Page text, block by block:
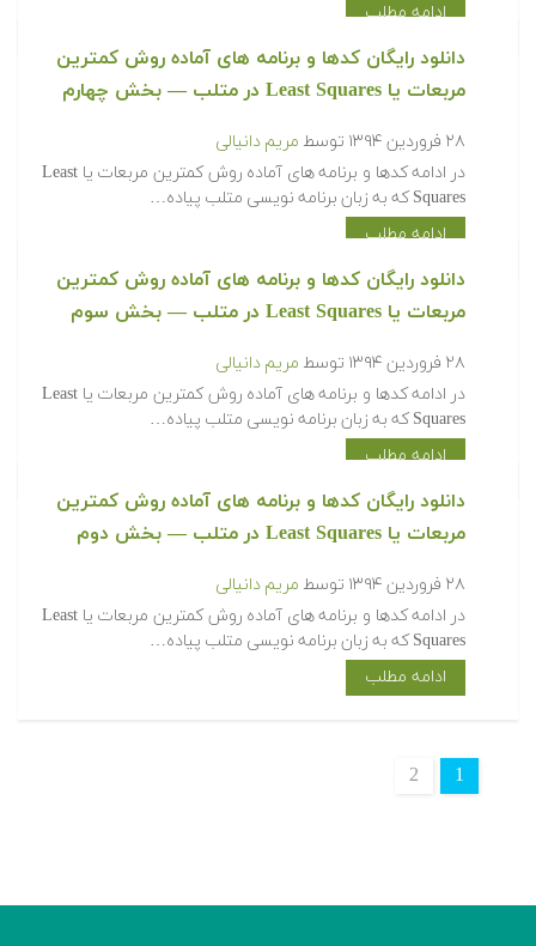
ادامه مطلب
‫‫دانلود رایگان کدها و برنامه های آماده روش کمترین
مربعات یا Least Squares در متلب‬‬ — بخش چهارم
۲۸ فروردین ۱۳۹۴ توسط مریم دانیالی
‫در ادامه کدها و برنامه های آماده روش کمترین مربعات یا Least
Squares که به زبان برنامه نویسی متلب پیاده…
ادامه مطلب
‫‫دانلود رایگان کدها و برنامه های آماده روش کمترین
مربعات یا Least Squares در متلب‬‬ — بخش سوم
۲۸ فروردین ۱۳۹۴ توسط مریم دانیالی
‫در ادامه کدها و برنامه های آماده روش کمترین مربعات یا Least
Squares که به زبان برنامه نویسی متلب پیاده…
ادامه مطلب
‫‫دانلود رایگان کدها و برنامه های آماده روش کمترین
مربعات یا Least Squares در متلب‬‬ — بخش دوم
۲۸ فروردین ۱۳۹۴ توسط مریم دانیالی
‫در ادامه کدها و برنامه های آماده روش کمترین مربعات یا Least
Squares که به زبان برنامه نویسی متلب پیاده…
ادامه مطلب
1
2